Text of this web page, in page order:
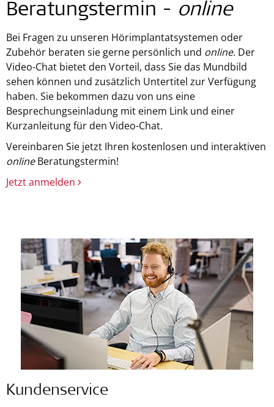
Beratungstermin - online
Bei Fragen zu unseren Hörimplantatsystemen oder
Zubehör beraten sie gerne persönlich und online. Der
Video-Chat bietet den Vorteil, dass Sie das Mundbild
sehen können und zusätzlich Untertitel zur Verfügung
haben. Sie bekommen dazu von uns eine
Besprechungseinladung mit einem Link und einer
Kurzanleitung für den Video-Chat.
Vereinbaren Sie jetzt Ihren kostenlosen und interaktiven
onlineBeratungstermin!
Jetzt anmelden
Kundenservice